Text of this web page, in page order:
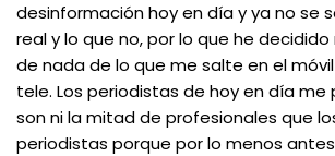
desinformación hoy en día y ya no se
real y lo que no, por lo que he
de nada de lo que me salte en el
tele. Los periodistas de hoy en día me
son ni la mitad de profesionales que
periodistas porque por lo menos